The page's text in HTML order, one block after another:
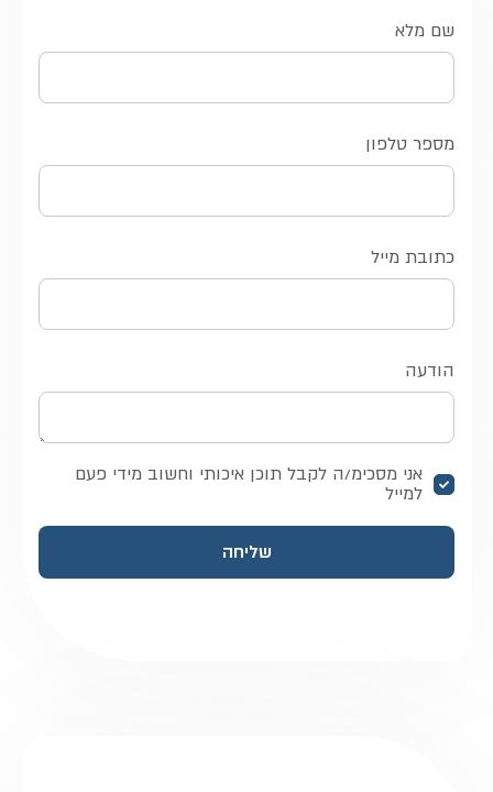
שם מלא
מספר טלפון
כתובת מייל
הודעה
אני מסכימ/ה לקבל תוכן איכותי וחשוב מידי פעם
למייל
שליחה